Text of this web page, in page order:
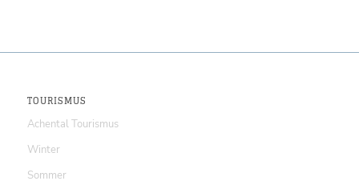
TOURISMUS
Achental Tourismus
Winter
Sommer